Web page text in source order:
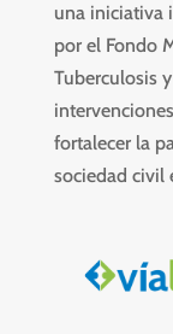
una iniciativa
por el Fondo
Tuberculosis
fortalecer la
sociedad civil